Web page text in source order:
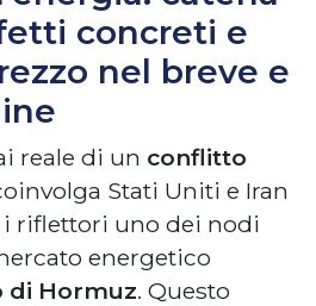
concreti e
nel breve e
reale di un conflitto
Stati Uniti e Iran
riflettori uno dei nodi
energetico
di Hormuz. Questo